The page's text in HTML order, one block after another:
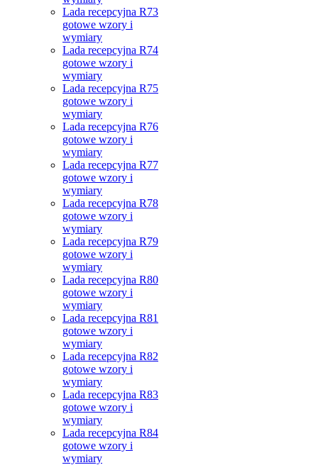
Lada recepcyjna R73
gotowe wzory i
wymiary
Lada recepcyjna R74
gotowe wzory i
wymiary
Lada recepcyjna R75
gotowe wzory i
wymiary
Lada recepcyjna R76
gotowe wzory i
wymiary
Lada recepcyjna R77
gotowe wzory i
wymiary
Lada recepcyjna R78
gotowe wzory i
wymiary
Lada recepcyjna R79
gotowe wzory i
wymiary
Lada recepcyjna R80
gotowe wzory i
wymiary
Lada recepcyjna R81
gotowe wzory i
wymiary
Lada recepcyjna R82
gotowe wzory i
wymiary
Lada recepcyjna R83
gotowe wzory i
wymiary
Lada recepcyjna R84
gotowe wzory i
wymiary